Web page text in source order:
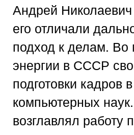
Андрей
его отличали
подход к делам. Во
энергии в СССР
подготовки кадров
компьютерных
возглавлял работу